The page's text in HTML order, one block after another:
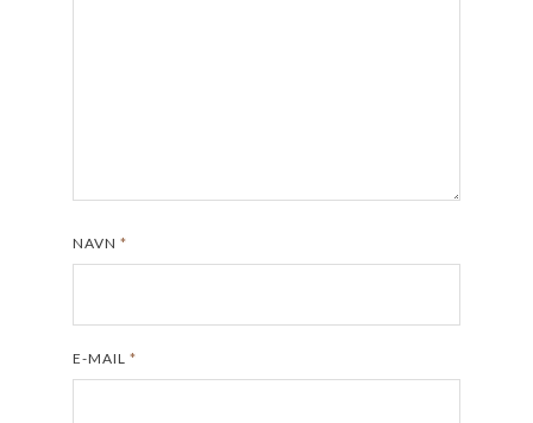
NAVN *
E-MAIL *